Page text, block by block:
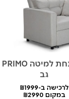
גב
לרכישה ב-₪1999
במקום ₪2990